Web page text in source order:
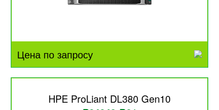
Цена по запросу
HPE ProLiant DL380 Gen10